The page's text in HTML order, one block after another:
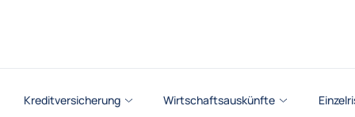
Kreditversicherung Wirtschaftsauskünfte